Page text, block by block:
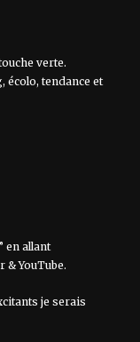
verte.
écolo, tendance et
en allant
&YouTube.
je serais